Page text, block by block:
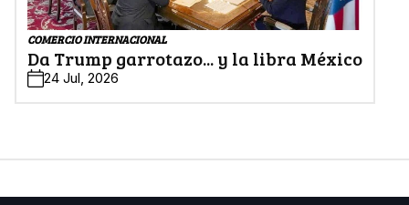
COMERCIO INTERNACIONAL
Da Trump garrotazo... y la libra México
24 Jul, 2026